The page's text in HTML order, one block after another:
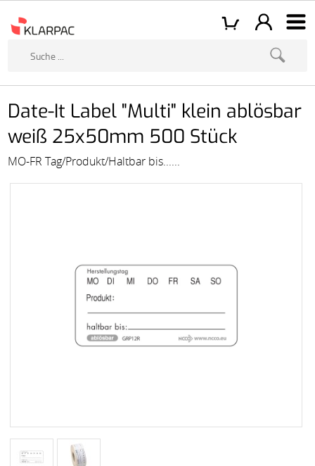
Date-It Label "Multi" klein ablösbar
weiß 25x50mm 500 Stück
MO-FR Tag/Produkt/Haltbar bis......